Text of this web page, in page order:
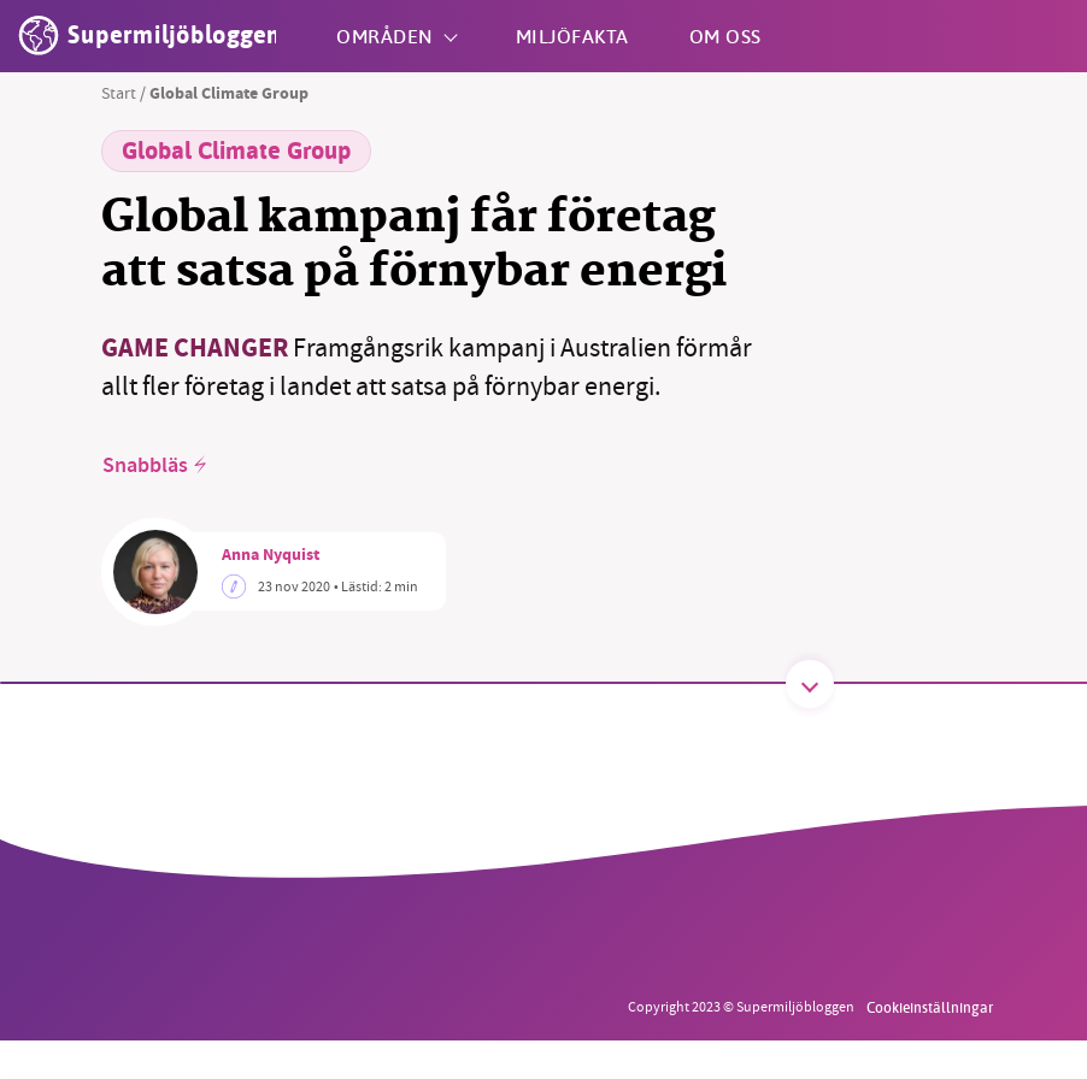
Supermiljöbloggen OMRÅDEN MILJÖFAKTA OM OSS
Shift + S
Start /Global Climate Group
Global Climate Group
Global kampanj får företag
att satsa på förnybar energi
GAME CHANGER Framgångsrik kampanj i Australien förmår
allt fler företag i landet att satsa på förnybar energi.
Snabbläs
Anna Nyquist
23 nov 2020• Lästid:2 min
Copyright 2023 © Supermiljöbloggen Cookieinställningar
SMB kämpar för en hållbar framtid. Sedan starten 2010 har vår
Stötta vårt arbete genom att swisha en slant till